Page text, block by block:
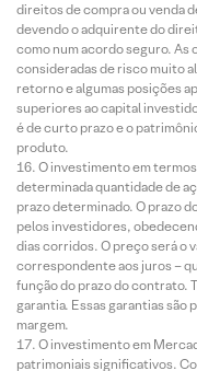
direitos de compra ou venda
devendo o adquirente do
como num acordo seguro. As
consideradas de risco muito
retorno e algumas posições
superiores ao capital
é de curto prazo e o
produto.
O investimento em
determinada quantidade de
prazo determinado. O prazo
pelos investidores,
dias corridos. O preço será o
correspondente aos juros –
função do prazo do contrato.
garantia. Essas garantias são
margem.
O investimento em
patrimoniais significativos.